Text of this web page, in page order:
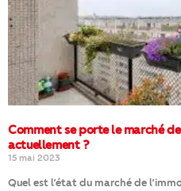
Comment se porte le marché
actuellement ?
15 mai 2023
Quel est l’état du marché de